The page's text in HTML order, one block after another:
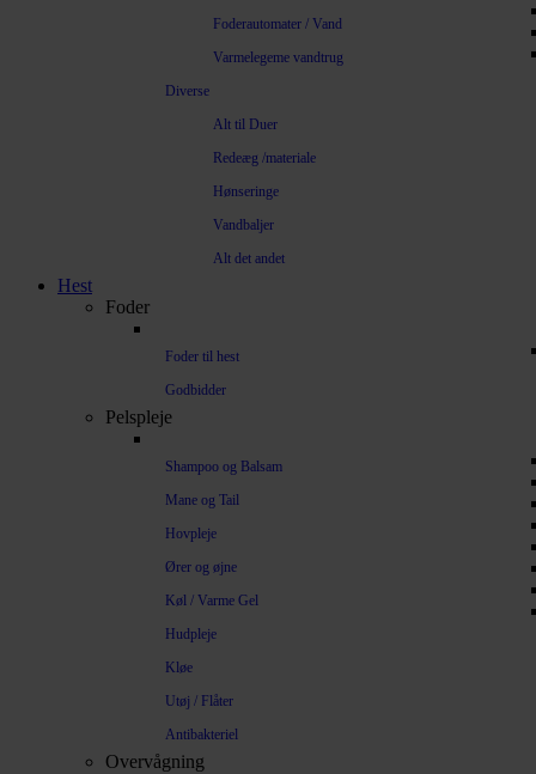
Foderautomater / Vand
Varmelegeme vandtrug
Diverse
Alt til Duer
Redeæg /materiale
Hønseringe
Vandbaljer
Alt det andet
Hest
Foder
Foder til hest
Godbidder
Pelspleje
Shampoo og Balsam
Mane og Tail
Hovpleje
Ører og øjne
Køl / Varme Gel
Hudpleje
Kløe
Utøj / Flåter
Antibakteriel
Overvågning